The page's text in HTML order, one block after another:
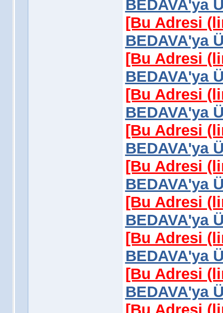
BEDAVA'ya
[Bu Adresi
BEDAVA'ya
[Bu Adresi
BEDAVA'ya
[Bu Adresi
BEDAVA'ya
[Bu Adresi
BEDAVA'ya
[Bu Adresi
BEDAVA'ya
[Bu Adresi
BEDAVA'ya
[Bu Adresi
BEDAVA'ya
[Bu Adresi
BEDAVA'ya